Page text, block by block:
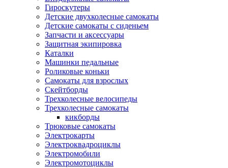
Гироскутеры
Детские двухколесные самокаты
Детские самокаты с сиденьем
Запчасти и аксессуары
Защитная экипировка
Каталки
Машинки педальные
Роликовые коньки
Самокаты для взрослых
Скейтборды
Трехколесные велосипеды
Трехколесные самокаты
кикборды
Трюковые самокаты
Электрокарты
Электроквадроциклы
Электромобили
Электромотоциклы